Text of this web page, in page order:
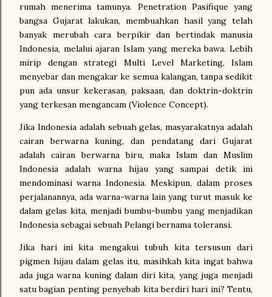
rumah menerima tamunya. Penetration Pasifique yang
bangsa Gujarat lakukan, membuahkan hasil yang telah
banyak merubah cara berpikir dan bertindak manusia
Indonesia, melalui ajaran Islam yang mereka bawa. Lebih
mirip dengan strategi Multi Level Marketing, Islam
menyebar dan mengakar ke semua kalangan, tanpa sedikit
pun ada unsur kekerasan, paksaan, dan doktrin-doktrin
yang terkesan mengancam (Violence Concept).
Jika Indonesia adalah sebuah gelas, masyarakatnya adalah
cairan berwarna kuning, dan pendatang dari Gujarat
adalah cairan berwarna biru, maka Islam dan Muslim
Indonesia adalah warna hijau yang sampai detik ini
mendominasi warna Indonesia. Meskipun, dalam proses
perjalanannya, ada warna-warna lain yang turut masuk ke
dalam gelas kita, menjadi bumbu-bumbu yang menjadikan
Indonesia sebagai sebuah Pelangi bernama toleransi.
Jika hari ini kita mengakui tubuh kita tersusun dari
pigmen hijau dalam gelas itu, masihkah kita ingat bahwa
ada juga warna kuning dalam diri kita, yang juga menjadi
satu bagian penting penyebab kita berdiri hari ini? Tentu,